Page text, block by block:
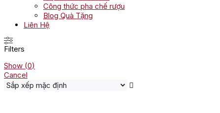
Công thức pha chế rượu
Blog Quà Tặng
Liên Hệ
Filters
Show (0)
Cancel